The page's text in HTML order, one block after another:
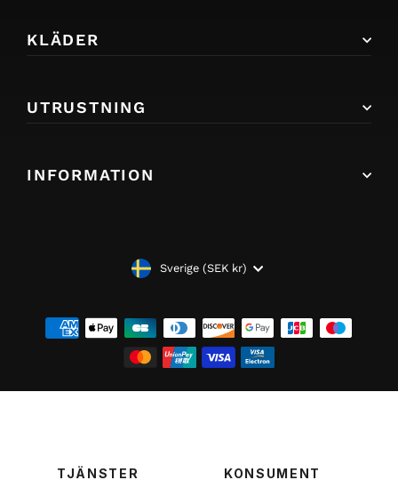
KLÄDER
UTRUSTNING
INFORMATION
VALUTASverige (SEK kr)
TJÄNSTER KONSUMENT